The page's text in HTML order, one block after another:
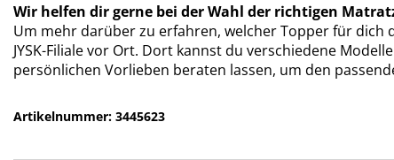
Wir helfen dir gerne bei der Wahl der richtigen
Um mehr darüber zu erfahren, welcher Topper für dich
JYSK-Filiale vor Ort. Dort kannst du verschiedene
persönlichen Vorlieben beraten lassen, um den
Artikelnummer: 3445623